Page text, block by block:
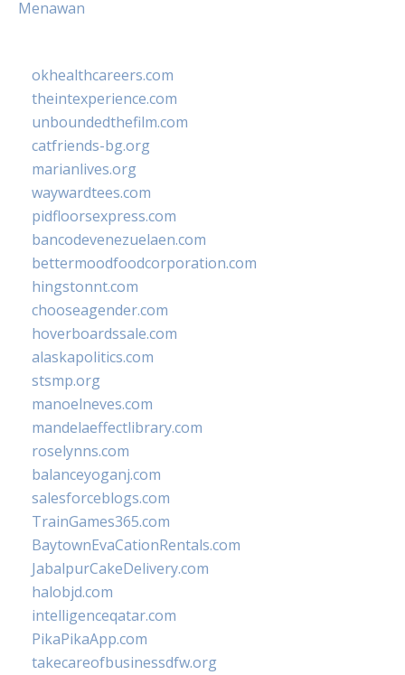
Menawan
okhealthcareers.com
theintexperience.com
unboundedthefilm.com
catfriends-bg.org
marianlives.org
waywardtees.com
pidfloorsexpress.com
bancodevenezuelaen.com
bettermoodfoodcorporation.com
hingstonnt.com
chooseagender.com
hoverboardssale.com
alaskapolitics.com
stsmp.org
manoelneves.com
mandelaeffectlibrary.com
roselynns.com
balanceyoganj.com
salesforceblogs.com
TrainGames365.com
BaytownEvaCationRentals.com
JabalpurCakeDelivery.com
halobjd.com
intelligenceqatar.com
PikaPikaApp.com
takecareofbusinessdfw.org